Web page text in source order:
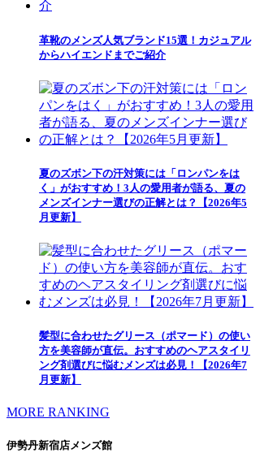
革靴のメンズ人気ブランド15選！カジュアル
からハイエンドまでご紹介
夏のズボン下の汗対策には「ロンパンをは
く」がおすすめ！3人の愛用者が語る、夏の
メンズインナー選びの正解とは？【2026年5
月更新】
髪型に合わせたグリース（ポマード）の使い
方を美容師が直伝。おすすめのヘアスタイリ
ング剤選びに悩むメンズは必見！【2026年7
月更新】
MORE RANKING
伊勢丹新宿店メンズ館